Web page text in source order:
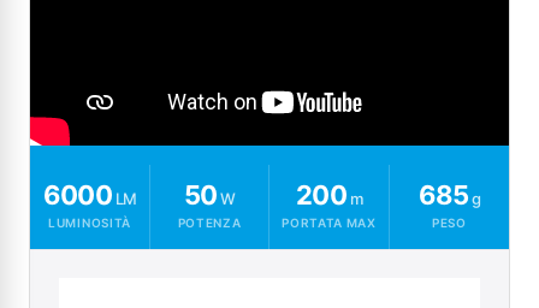
6000 LM
LUMINOSITÀ
50W
POTENZA
200 m
PORTATA MAX
685g
PESO